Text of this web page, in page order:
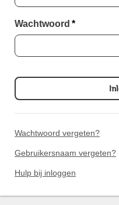
Wachtwoord *
Wachtwoord vergeten?
Gebruikersnaam vergeten?
Hulp bij inloggen